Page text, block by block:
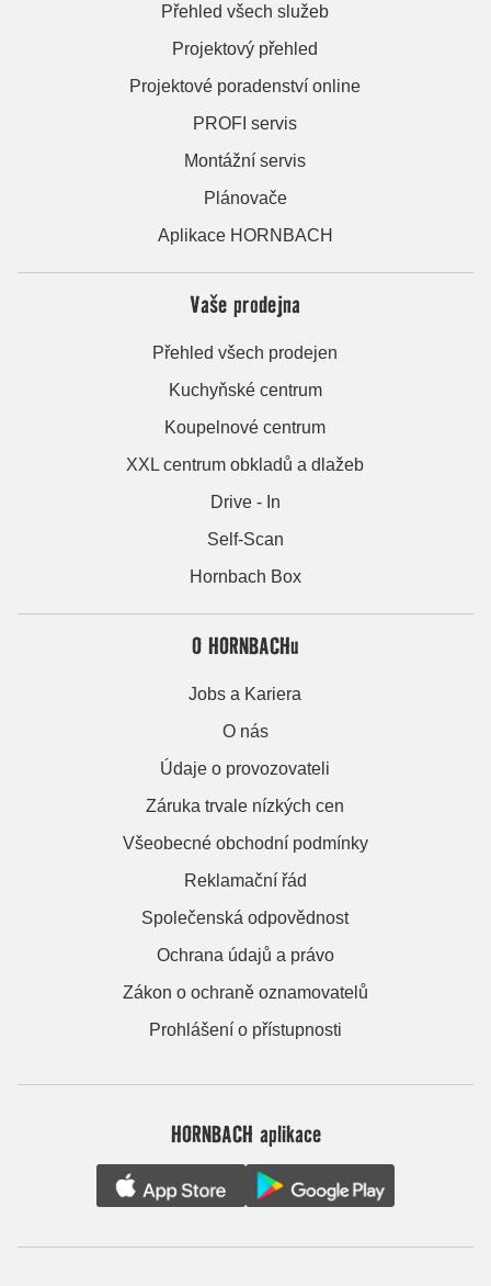
Přehled všech služeb
Projektový přehled
Projektové poradenství online
PROFI servis
Montážní servis
Plánovače
Aplikace HORNBACH
Vaše prodejna
Přehled všech prodejen
Kuchyňské centrum
Koupelnové centrum
XXL centrum obkladů a dlažeb
Drive - In
Self-Scan
Hornbach Box
O HORNBACHu
Jobs a Kariera
O nás
Údaje o provozovateli
Záruka trvale nízkých cen
Všeobecné obchodní podmínky
Reklamační řád
Společenská odpovědnost
Ochrana údajů a právo
Zákon o ochraně oznamovatelů
Prohlášení o přístupnosti
HORNBACH aplikace